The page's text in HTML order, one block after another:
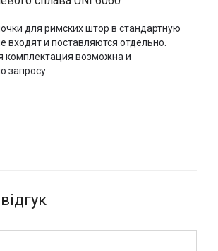
для римских штор в стандартную
входят и поставляются отдельно.
комплектация возможна и
запросу.